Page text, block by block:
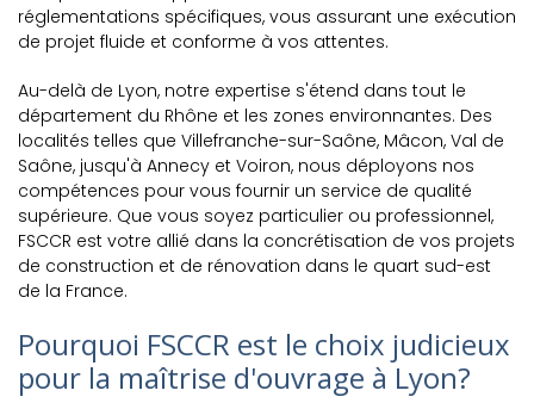
réglementations spécifiques, vous assurant une exécution
de projet fluide et conforme à vos attentes.
Au-delà de Lyon, notre expertise s'étend dans tout le
département du Rhône et les zones environnantes. Des
localités telles que Villefranche-sur-Saône, Mâcon, Val de
Saône, jusqu'à Annecy et Voiron, nous déployons nos
compétences pour vous fournir un service de qualité
supérieure. Que vous soyez particulier ou professionnel,
FSCCR est votre allié dans la concrétisation de vos projets
de construction et de rénovation dans le quart sud-est
de la France.
Pourquoi FSCCR est le choix judicieux
pour la maîtrise d'ouvrage à Lyon?